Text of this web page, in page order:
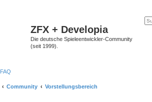
ZFX + Developia
Die deutsche Spieleentwickler-Community
(seit 1999).
FAQ
Community Vorstellungsbereich